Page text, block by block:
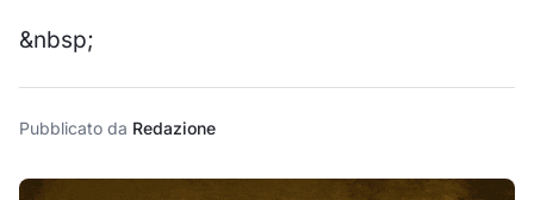
&nbsp;
Pubblicato da Redazione